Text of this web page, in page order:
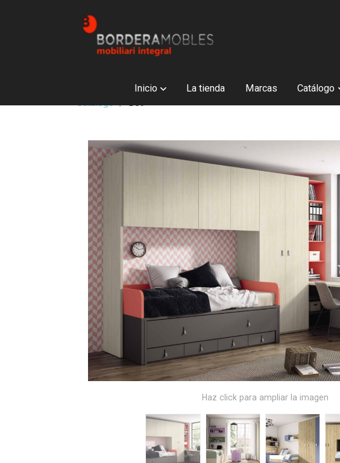
Inicio La tienda Marcas Catálogo
Haz click para ampliar la imagen